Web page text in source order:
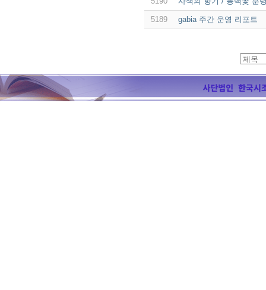
5189 gabia 주간 운영 리포트